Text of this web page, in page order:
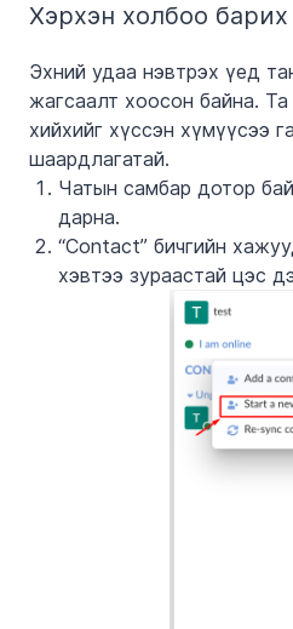
Хэрхэн холбоо
Эхний удаа нэвтрэх үед
жагсаалт хоосон байна.
хийхийг хүссэн хүмүүсээ
шаардлагатай.
Чатын самбар дотор
дарна.
“Contact” бичгийн
хэвтээ зураастай цэс